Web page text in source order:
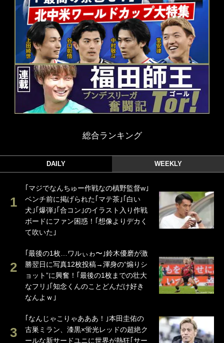
総合ランキング
DAILY WEEKLY
｢マジでなんちゅー作戦なの槙野監督w｣
ベンチ前に掲げられた｢マテ茶｣｢白い
犬｣｢爆弾｣｢合コン｣のイラスト入り作戦
ボードにファン困惑！｢想像よりデカく
て吹いた｣
｢最後の1枚…ワルぃゎ〜｣鈴木優磨が激
勝翌日に写真12枚投稿→渾身の“煽りシ
ョット”に興奮！｢最後の1枚までの壮大
なフリ｣｢知念くんのことどんだけ好き
なんよｗ｣
｢なんじゃこりゃあああ！｣本田圭佑の
古巣ミラン、漆黒×蛍光レッドの超絶ク
ールな新サードユニに世界が熱狂｢サー